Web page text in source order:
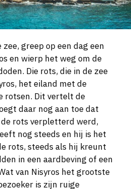
zee, greep op een dag een
en wierp het weg om de
Die rots, die in de zee
het eiland met de
rotsen. Dit vertelt de
daar nog aan toe dat
rots verpletterd werd,
nog steeds en hij is het
rots, steeds als hij kreunt
in een aardbeving of een
van Nisyros het grootste
is zijn ruige